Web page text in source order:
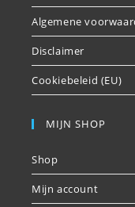
Algemene
Disclaimer
Cookiebeleid (EU)
MIJN SHOP
Shop
Mijn account